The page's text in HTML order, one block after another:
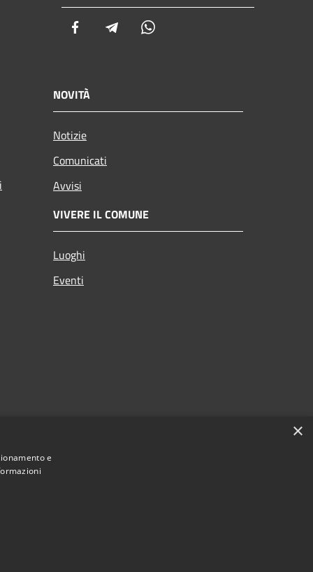
Facebook Telegram
NOVITÀ
Notizie
Comunicati
Avvisi
VIVERE IL COMUNE
Luoghi
Eventi
×
e